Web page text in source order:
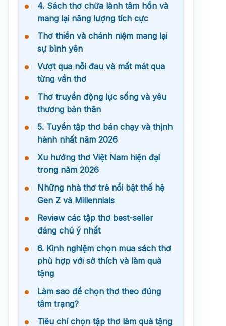
4. Sách thơ chữa lành tâm hồn và
mang lại năng lượng tích cực
Thơ thiền và chánh niệm mang lại
sự bình yên
Vượt qua nỗi đau và mất mát qua
từng vần thơ
Thơ truyền động lực sống và yêu
thương bản thân
5. Tuyển tập thơ bán chạy và thịnh
hành nhất năm 2026
Xu hướng thơ Việt Nam hiện đại
trong năm 2026
Những nhà thơ trẻ nổi bật thế hệ
Gen Z và Millennials
Review các tập thơ best-seller
đáng chú ý nhất
6. Kinh nghiệm chọn mua sách thơ
phù hợp với sở thích và làm quà
tặng
Làm sao để chọn thơ theo đúng
tâm trạng?
Tiêu chí chọn tập thơ làm quà tặng